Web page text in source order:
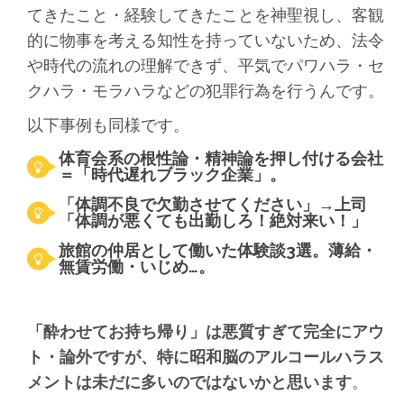
てきたこと・経験してきたことを神聖視し、客観
的に物事を考える知性を持っていないため、法令
や時代の流れの理解できず、平気でパワハラ・セ
クハラ・モラハラなどの犯罪行為を行うんです。
以下事例も同様です。
体育会系の根性論・精神論を押し付ける会社
＝「時代遅れブラック企業」。
「体調不良で欠勤させてください」→上司
「体調が悪くても出勤しろ！絶対来い！」
旅館の仲居として働いた体験談3選。薄給・
無賃労働・いじめ…。
「酔わせてお持ち帰り」は悪質すぎて完全にアウ
ト・論外ですが、特に昭和脳のアルコールハラス
メントは未だに多いのではないかと思います。